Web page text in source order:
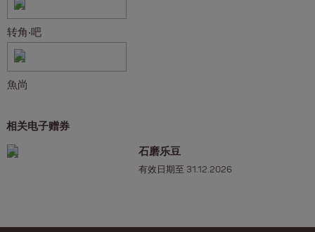
转角‧吧
魚尚
相关电子赠券
石磨乐豆
有效日期至 31.12.2026